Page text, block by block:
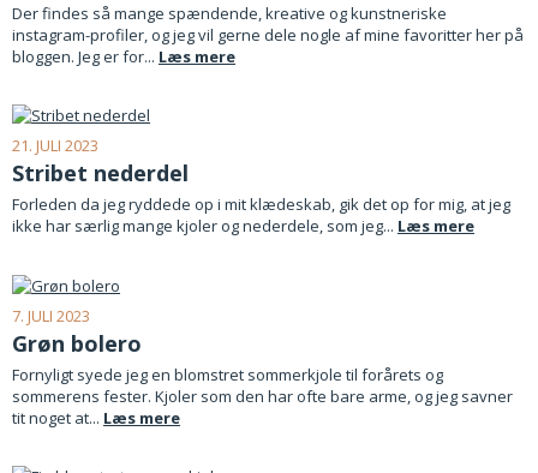
Der findes så mange spændende, kreative og kunstneriske
instagram-profiler, og jeg vil gerne dele nogle af mine favoritter her på
bloggen. Jeg er for... Læs mere
21. JULI 2023
Stribet nederdel
Forleden da jeg ryddede op i mit klædeskab, gik det op for mig, at jeg
ikke har særlig mange kjoler og nederdele, som jeg... Læs mere
7. JULI 2023
Grøn bolero
Fornyligt syede jeg en blomstret sommerkjole til forårets og
sommerens fester. Kjoler som den har ofte bare arme, og jeg savner
tit noget at... Læs mere